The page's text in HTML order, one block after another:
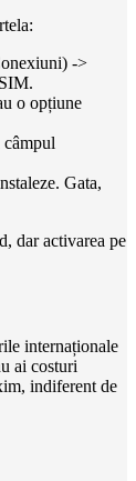
->
o opțiune
Gata,
dar activarea pe
internaționale
ai costuri
indiferent de